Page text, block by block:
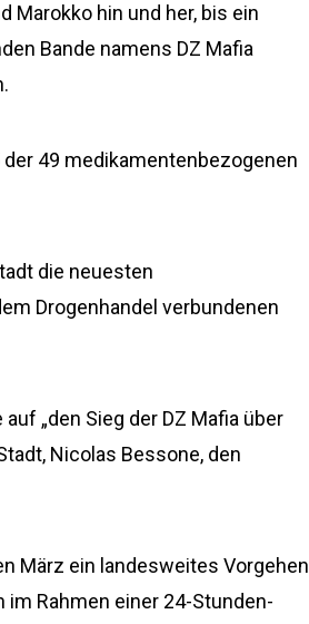
Marokko hin und her, bis ein
Bande namens DZ Mafia
49 medikamentenbezogenen
die neuesten
Drogenhandel verbundenen
„den Sieg der DZ Mafia über
Nicolas Bessone, den
März ein landesweites Vorgehen
im Rahmen einer 24-Stunden-